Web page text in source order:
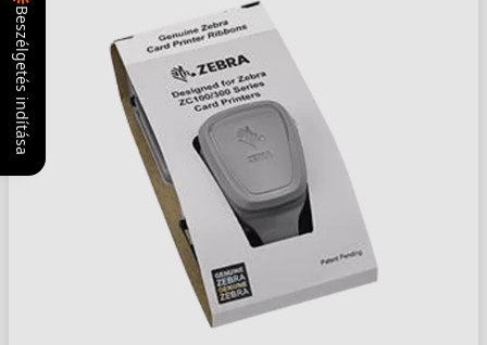
Beszélgetés indítása